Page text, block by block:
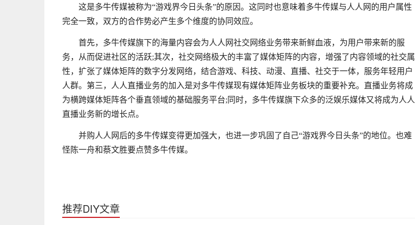
这是多牛传媒被称为“游戏界今日头条”的原因。这同时也意味着多牛传媒与人人网的用户属性
完全一致，双方的合作势必产生多个维度的协同效应。
首先，多牛传媒旗下的海量内容会为人人网社交网络业务带来新鲜血液，为用户带来新的服
务，从而促进社区的活跃;其次，社交网络极大的丰富了媒体矩阵的内容，增强了内容领域的社交属
性，扩张了媒体矩阵的数字分发网络，结合游戏、科技、动漫、直播、社交于一体，服务年轻用户
人群。第三，人人直播业务的加入是对多牛传媒现有媒体矩阵业务板块的重要补充。直播业务将成
为横跨媒体矩阵各个垂直领域的基础服务平台;同时，多牛传媒旗下众多的泛娱乐媒体又将成为人人
直播业务新的增长点。
并购人人网后的多牛传媒变得更加强大，也进一步巩固了自己“游戏界今日头条”的地位。也难
怪陈一舟和蔡文胜要点赞多牛传媒。
推荐DIY文章